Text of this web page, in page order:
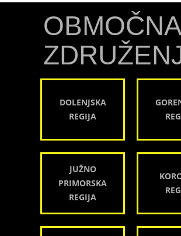
OBMOČNA
DOLENJSKA
REGIJA
JUŽNO
PRIMORSKA
REGIJA